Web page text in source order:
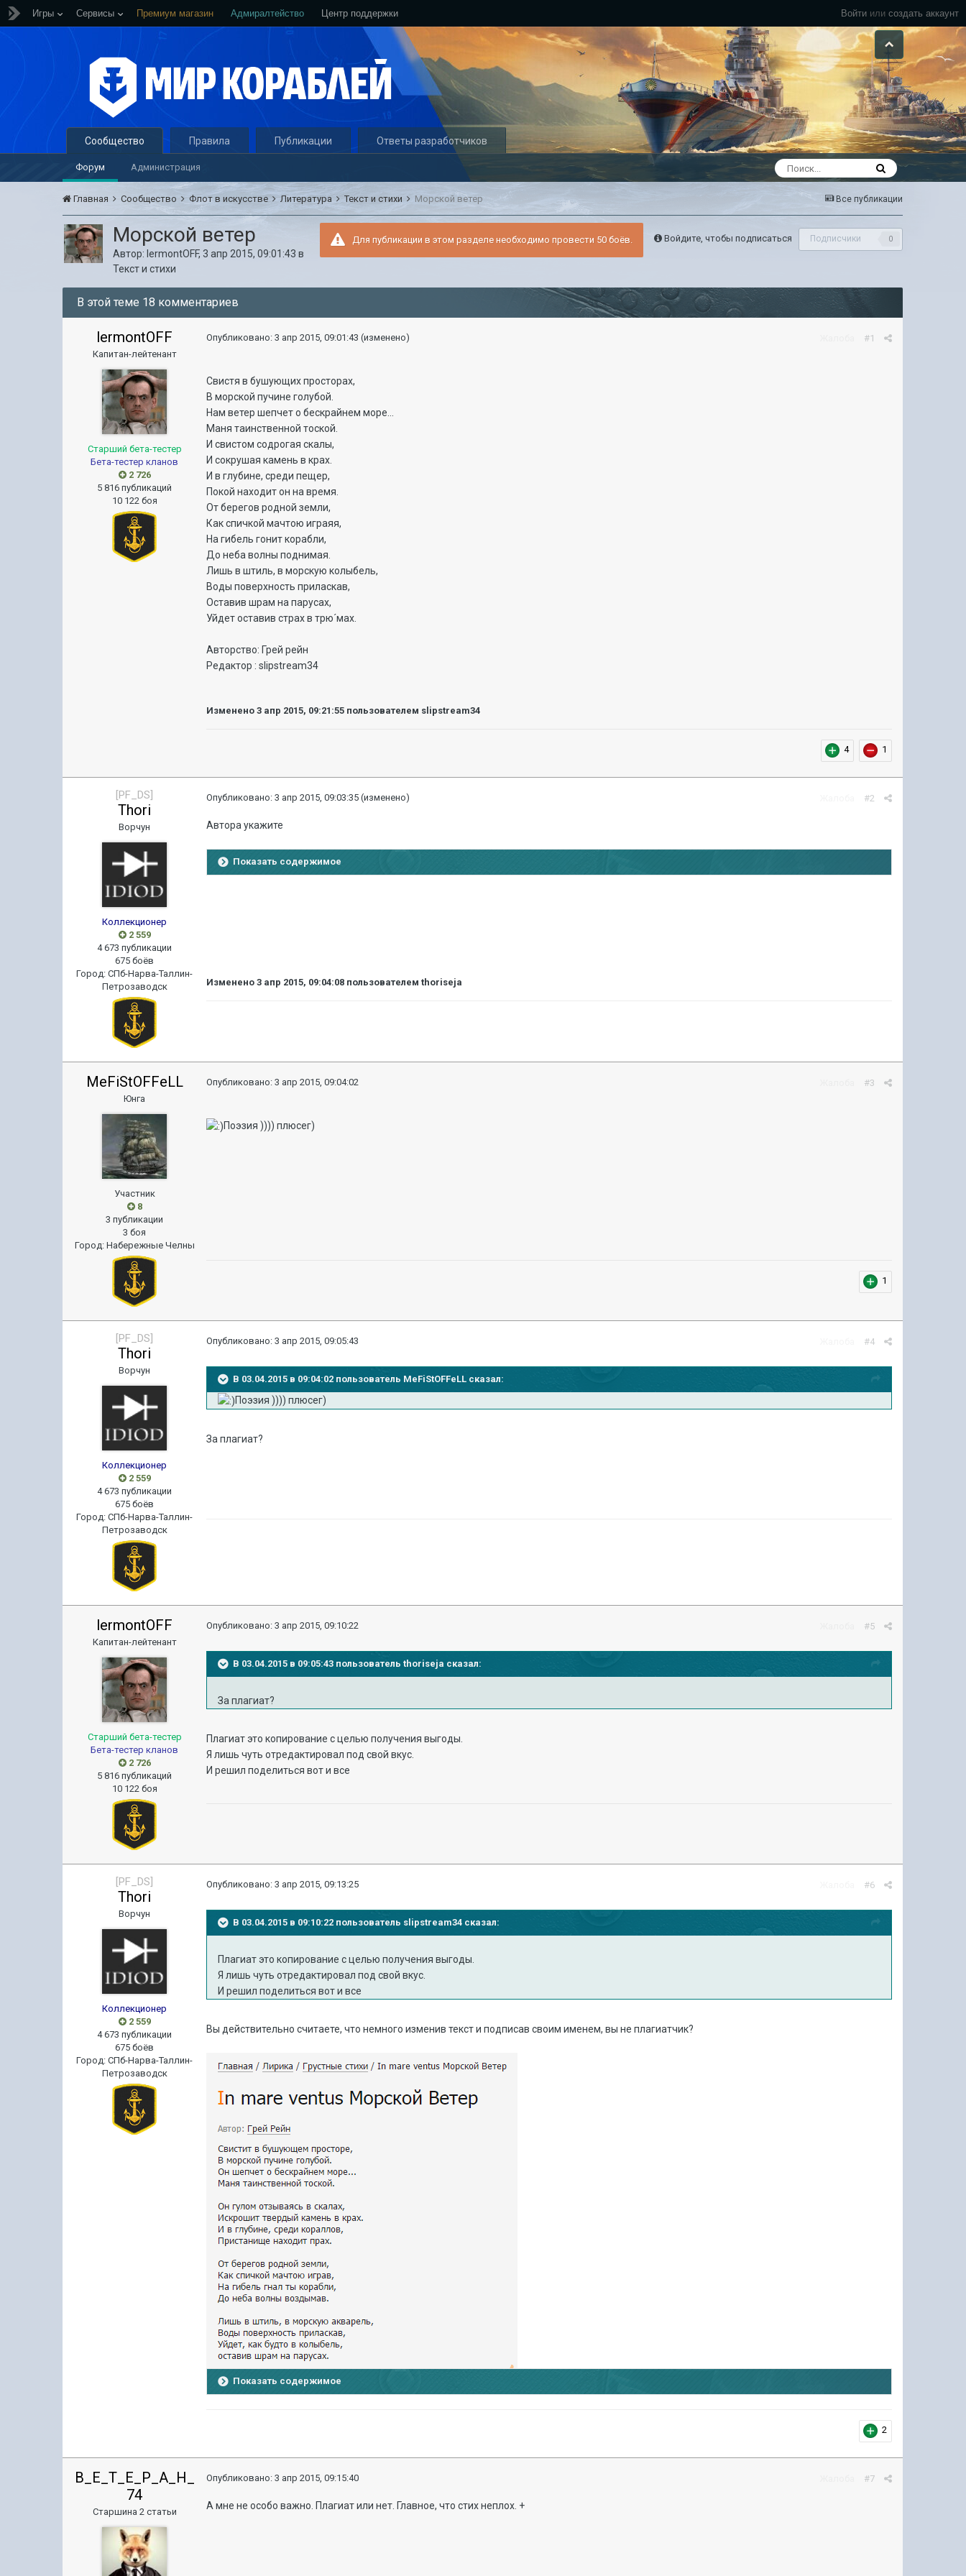
Войти или создать аккаунт
Игры Сервисы Премиум магазин Адмиралтейство Центр поддержки
Сообщество
Форум Администрация
Правила Публикации Ответы разработчиков
Все публикации
Главная Сообщество Флот в искусстве Литература Текст и стихи Морской ветер
Войдите, чтобы подписаться Подписчики 0
Для публикации в этом разделе необходимо провести 50 боёв.
Морской ветер
Автор: lermontOFF,3 апр 2015, 09:01:43 в
Текст и стихи
В этой теме 18 комментариев
lermontOFF
Капитан-лейтенант
Старший бета-тестер
Бета-тестер кланов
2 726
5 816 публикаций
10 122 боя
#1
Опубликовано:3 апр 2015, 09:01:43 (изменено)
Свистя в бушующих просторах,
В морской пучине голубой.
Нам ветер шепчет о бескрайнем море...
Маня таинственной тоской.
И свистом содрогая скалы,
И сокрушая камень в крах.
И в глубине, среди пещер,
Покой находит он на время.
От берегов родной земли,
Как спичкой мачтою играяя,
На гибель гонит корабли,
До неба волны поднимая.
Лишь в штиль, в морскую колыбель,
Воды поверхность приласкав,
Оставив шрам на парусах,
Уйдет оставив страх в трю´мах.
Авторство: Грей рейн
Редактор : slipstream34
Изменено3 апр 2015, 09:21:55 пользователем slipstream34
4 1
[PF_DS]
Thori
Ворчун
Коллекционер
2 559
4 673 публикации
675 боёв
Город:СПб-Нарва-Таллин-
Петрозаводск
#2
Опубликовано:3 апр 2015, 09:03:35 (изменено)
Автора укажите
Показать содержимое
Изменено3 апр 2015, 09:04:08 пользователем thoriseja
MeFiStOFFeLL
Юнга
Участник
8
3 публикации
3 боя
Город: Набережные Челны
#3
Опубликовано:3 апр 2015, 09:04:02
Поэзия )))) плюсег)
1
[PF_DS]
Thori
Ворчун
Коллекционер
2 559
4 673 публикации
675 боёв
Город:СПб-Нарва-Таллин-
Петрозаводск
#4
Опубликовано:3 апр 2015, 09:05:43
В 03.04.2015 в 09:04:02 пользователь MeFiStOFFeLL сказал:
Поэзия )))) плюсег)
За плагиат?
lermontOFF
Капитан-лейтенант
Старший бета-тестер
Бета-тестер кланов
2 726
5 816 публикаций
10 122 боя
#5
Опубликовано:3 апр 2015, 09:10:22
В 03.04.2015 в 09:05:43 пользователь thoriseja сказал:
За плагиат?
Плагиат это копирование с целью получения выгоды.
Я лишь чуть отредактировал под свой вкус.
И решил поделиться вот и все
[PF_DS]
Thori
Ворчун
Коллекционер
2 559
4 673 публикации
675 боёв
Город:СПб-Нарва-Таллин-
Петрозаводск
#6
Опубликовано:3 апр 2015, 09:13:25
В 03.04.2015 в 09:10:22 пользователь slipstream34 сказал:
Плагиат это копирование с целью получения выгоды.
Я лишь чуть отредактировал под свой вкус.
И решил поделиться вот и все
Вы действительно считаете, что немного изменив текст и подписав своим именем, вы не плагиатчик?
Показать содержимое
2
B_E_T_E_P_A_H_
74
Старшина 2 статьи
#7
Опубликовано:3 апр 2015, 09:15:40
А мне не особо важно. Плагиат или нет. Главное, что стих неплох. +